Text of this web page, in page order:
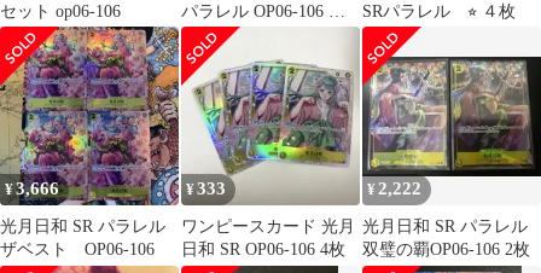
セット op06-106
パラレル OP06-106 ワ
ンピースカード
SRパラレル ⭐︎ ４枚
¥3,666
光月日和 SR パラレル
ザベスト OP06-106
¥333
ワンピースカード 光月
日和 SR OP06-106 4枚
¥2,222
光月日和 SR パラレル
双璧の覇OP06-106 2枚